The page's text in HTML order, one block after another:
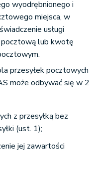
wyodrębnionego i
miejsca, w
usługi
lub kwotę
przesyłek pocztowych
może odbywać się w 2
z przesyłką bez
(ust. 1);
jej zawartości